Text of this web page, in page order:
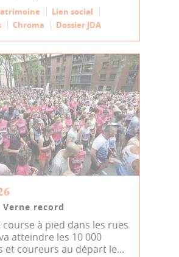
Lien social
Chroma Dossier JDA
Verne record
course à pied dans les rues
atteindre les 10 000
et coureurs au départ le...